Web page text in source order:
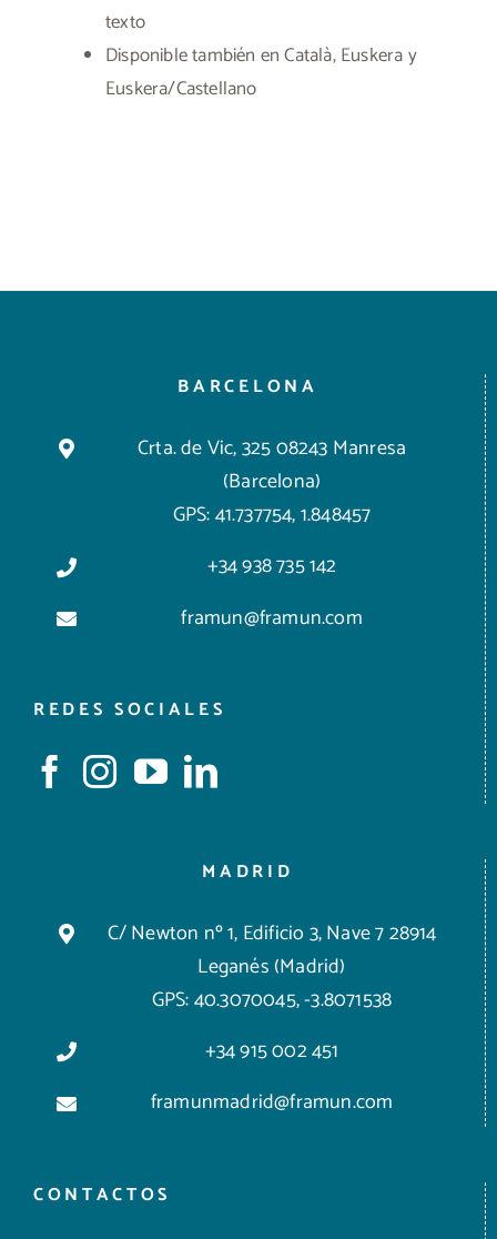
texto
Disponible también en Català, Euskera y
Euskera/Castellano
BARCELONA
Crta. de Vic, 325 08243 Manresa
(Barcelona)
GPS: 41.737754, 1.848457
+34 938 735 142
framun@framun.com
REDES SOCIALES
MADRID
C/ Newton nº 1, Edificio 3, Nave 7 28914
Leganés (Madrid)
GPS: 40.3070045, -3.8071538
+34 915 002 451
framunmadrid@framun.com
CONTACTOS